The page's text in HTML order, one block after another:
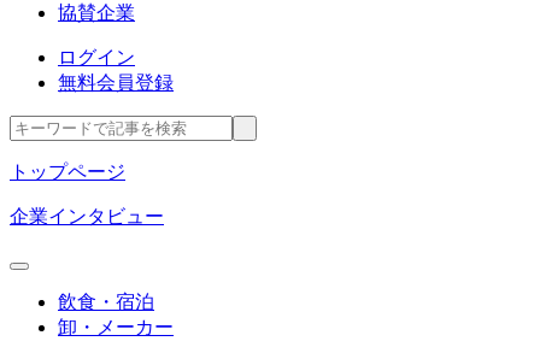
協賛企業
ログイン
無料会員登録
トップページ
企業インタビュー
飲食・宿泊
卸・メーカー